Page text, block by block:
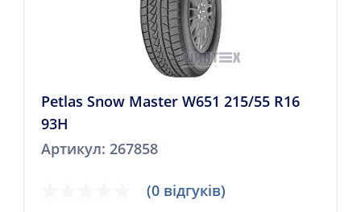
Petlas Snow Master W651 215/55 R16
93H
Артикул: 267858
(0 відгуків)